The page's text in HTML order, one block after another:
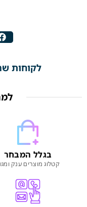
לקוחות
בגלל המבחר
קטלוג מוצרים ענק